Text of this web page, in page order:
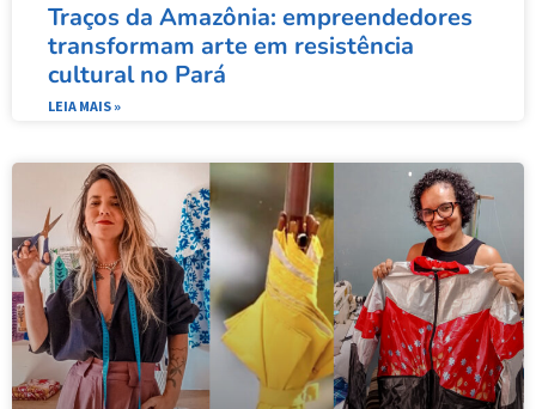
Traços da Amazônia: empreendedores
transformam arte em resistência
cultural no Pará
LEIA MAIS »